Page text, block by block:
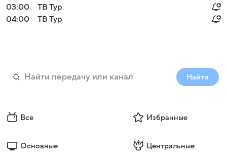
03:00
ТВ Тур
04:00
ТВ Тур
Найти
Все Избранные
Основные Центральные